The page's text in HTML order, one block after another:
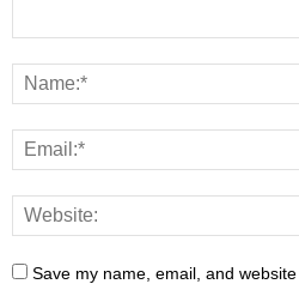
Save my name, email, and